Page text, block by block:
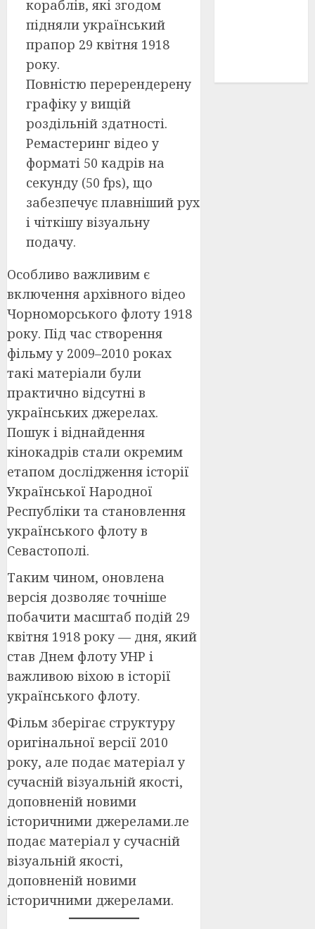
кораблів, які згодом
підняли український
прапор 29 квітня 1918
року.
Повністю перерендерену
графіку у вищій
роздільній здатності.
Ремастеринг відео у
форматі 50 кадрів на
секунду (50 fps), що
забезпечує плавніший рух
і чіткішу візуальну
подачу.
Особливо важливим є
включення архівного відео
Чорноморського флоту 1918
року. Під час створення
фільму у 2009–2010 роках
такі матеріали були
практично відсутні в
українських джерелах.
Пошук і віднайдення
кінокадрів стали окремим
етапом дослідження історії
Української Народної
Республіки та становлення
українського флоту в
Севастополі.
Таким чином, оновлена
версія дозволяє точніше
побачити масштаб подій 29
квітня 1918 року — дня, який
став Днем флоту УНР і
важливою віхою в історії
українського флоту.
Фільм зберігає структуру
оригінальної версії 2010
року, але подає матеріал у
сучасній візуальній якості,
доповненій новими
історичними джерелами.ле
подає матеріал у сучасній
візуальній якості,
доповненій новими
історичними джерелами.